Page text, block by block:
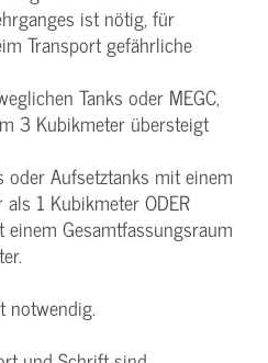
ist nötig, für
Transport gefährliche
Tanks oder MEGC,
3 Kubikmeter übersteigt
oder Aufsetztanks mit einem
1 Kubikmeter ODER
Gesamtfassungsraum
notwendig.